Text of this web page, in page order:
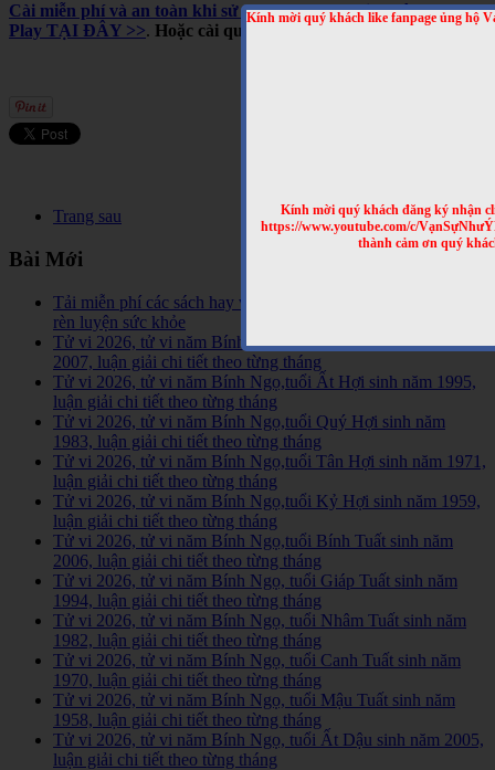
Kính mời quý khách like fanpage ủng hộ
Kính mời quý khách đăng ký nhận
https://www.youtube.com/c/
thành cảm ơn quý
Cài miễn phí và an toàn khi sử dụng cho Android, trên Google
Play TẠI ĐÂY >>. Hoặc cài qua mã QRCODE sau
Trang sau
Bài Mới
Tải miễn phí các sách hay về tinh hoa võ học trên Thế Giới,
rèn luyện sức khỏe
Tử vi 2026, tử vi năm Bính Ngọ,tuổi Đinh Hợi sinh năm
2007, luận giải chi tiết theo từng tháng
Tử vi 2026, tử vi năm Bính Ngọ,tuổi Ất Hợi sinh năm 1995,
luận giải chi tiết theo từng tháng
Tử vi 2026, tử vi năm Bính Ngọ,tuổi Quý Hợi sinh năm
1983, luận giải chi tiết theo từng tháng
Tử vi 2026, tử vi năm Bính Ngọ,tuổi Tân Hợi sinh năm 1971,
luận giải chi tiết theo từng tháng
Tử vi 2026, tử vi năm Bính Ngọ,tuổi Kỷ Hợi sinh năm 1959,
luận giải chi tiết theo từng tháng
Tử vi 2026, tử vi năm Bính Ngọ,tuổi Bính Tuất sinh năm
2006, luận giải chi tiết theo từng tháng
Tử vi 2026, tử vi năm Bính Ngọ, tuổi Giáp Tuất sinh năm
1994, luận giải chi tiết theo từng tháng
Tử vi 2026, tử vi năm Bính Ngọ, tuổi Nhâm Tuất sinh năm
1982, luận giải chi tiết theo từng tháng
Tử vi 2026, tử vi năm Bính Ngọ, tuổi Canh Tuất sinh năm
1970, luận giải chi tiết theo từng tháng
Tử vi 2026, tử vi năm Bính Ngọ, tuổi Mậu Tuất sinh năm
1958, luận giải chi tiết theo từng tháng
Tử vi 2026, tử vi năm Bính Ngọ, tuổi Ất Dậu sinh năm 2005,
luận giải chi tiết theo từng tháng